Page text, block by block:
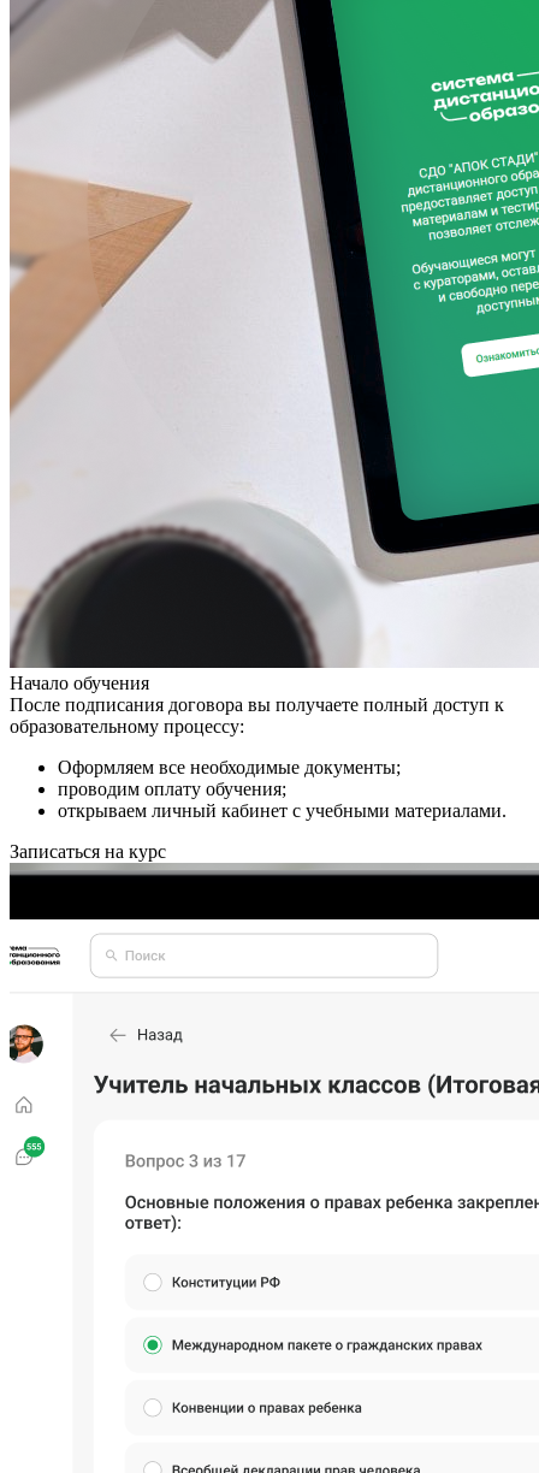
Начало обучения
После подписания договора вы получаете полный доступ к
образовательному процессу:
Оформляем все необходимые документы;
проводим оплату обучения;
открываем личный кабинет с учебными материалами.
Записаться на курс